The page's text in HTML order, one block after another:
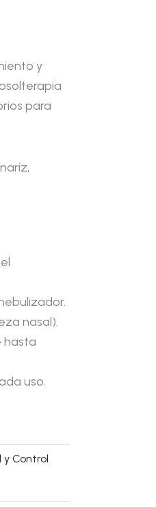
y
para
nasal).
hasta
uso.
y Control